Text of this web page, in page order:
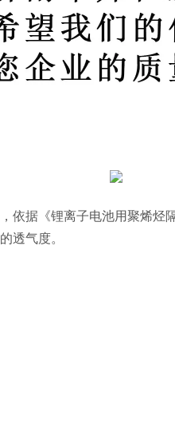
依据《锂离子电池用聚烯烃
透气度。